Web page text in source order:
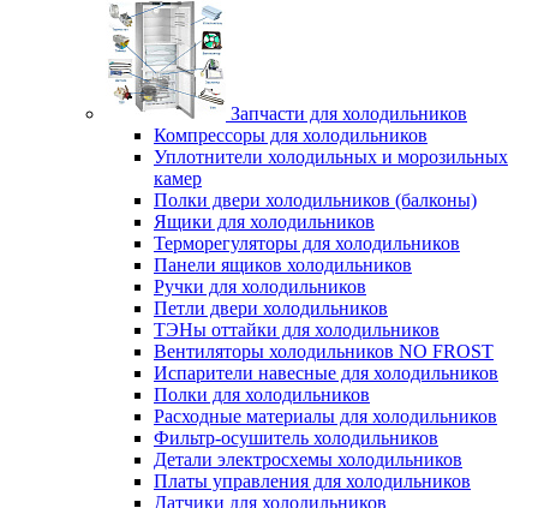
Запчасти для холодильников
Компрессоры для холодильников
Уплотнители холодильных и морозильных
камер
Полки двери холодильников (балконы)
Ящики для холодильников
Терморегуляторы для холодильников
Панели ящиков холодильников
Ручки для холодильников
Петли двери холодильников
ТЭНы оттайки для холодильников
Вентиляторы холодильников NO FROST
Испарители навесные для холодильников
Полки для холодильников
Расходные материалы для холодильников
Фильтр-осушитель холодильников
Детали электросхемы холодильников
Платы управления для холодильников
Датчики для холодильников